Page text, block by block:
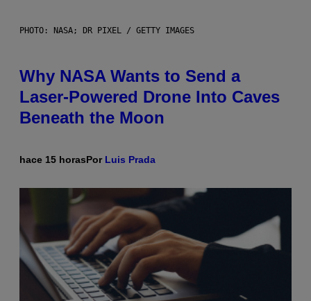
PHOTO: NASA; DR PIXEL / GETTY IMAGES
Why NASA Wants to Send a
Laser-Powered Drone Into Caves
Beneath the Moon
hace 15 horasPor Luis Prada